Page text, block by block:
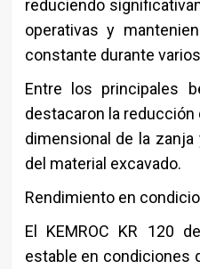
reduciendo
operativas y
constante durante
Entre los principales
destacaron la reducción
dimensional de la
del material excavado.
Rendimiento en
El KEMROC KR 120
estable en condiciones